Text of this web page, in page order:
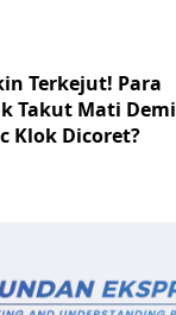
Terkejut! Para
Takut Mati Demi
Klok Dicoret?